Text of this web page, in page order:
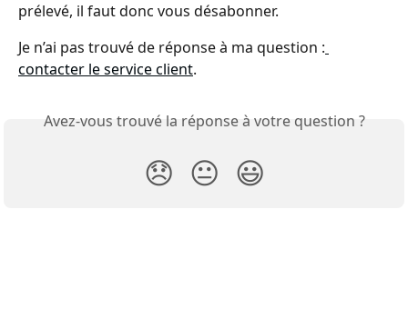
prélevé, il faut donc vous désabonner.
Je n’ai pas trouvé de réponse à ma question :
contacter le service client.
Avez-vous trouvé la réponse à votre question ?
😞 😐 😃